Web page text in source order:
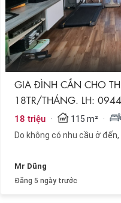
GIA ĐÌNH CẦN CHO
18TR/THÁNG. LH:
18 triệu · 115 m² ·
Do không có nhu cầu ở
Mr Dũng
Đăng 5 ngày trước